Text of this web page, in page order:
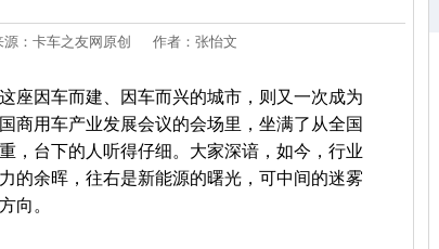
：卡车之友网原创 作者：张怡文
座因车而建、因车而兴的城市，则又一次成为
商用车产业发展会议的会场里，坐满了从全国
，台下的人听得仔细。大家深谙，如今，行业
的余晖，往右是新能源的曙光，可中间的迷雾
向。